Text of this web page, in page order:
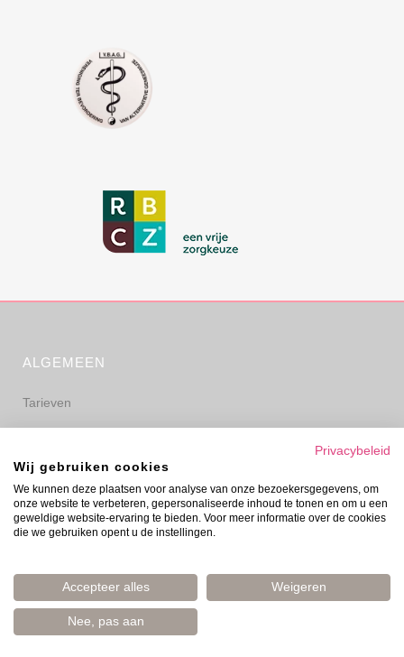
ALGEMEEN
Tarieven
Privacyverklaring
Disclaimer
Privacybeleid
Wij gebruiken cookies
We kunnen deze plaatsen voor analyse van onze bezoekersgegevens, om
onze website te verbeteren, gepersonaliseerde inhoud te tonen en om u een
geweldige website-ervaring te bieden. Voor meer informatie over de cookies
die we gebruiken opent u de instellingen.
Accepteer alles Weigeren
Nee, pas aan